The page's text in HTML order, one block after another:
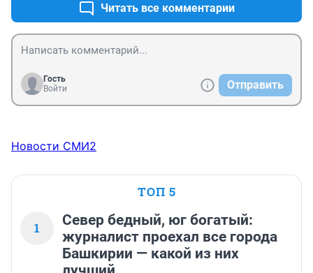
Читать все комментарии
Гость
Войти
Отправить
Новости СМИ2
ТОП 5
1
Север бедный, юг богатый:
журналист проехал все города
Башкирии — какой из них